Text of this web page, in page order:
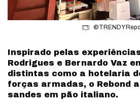
©TRENDY
Inspirado pelas experiências
Rodrigues e Bernardo Vaz
distintas como a hotelaria
forças armadas, o Rebond
sandes em pão italiano.